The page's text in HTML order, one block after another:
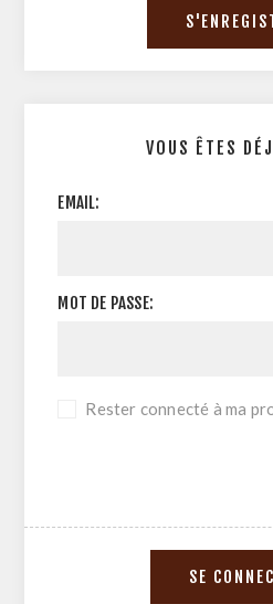
VOUS ÊTES
EMAIL:
MOT DE PASSE:
Rester connecté à ma